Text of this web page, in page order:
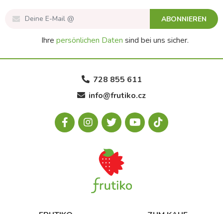
ABONNIEREN
Ihre persönlichen Daten sind bei uns sicher.
728 855 611
info@frutiko.cz